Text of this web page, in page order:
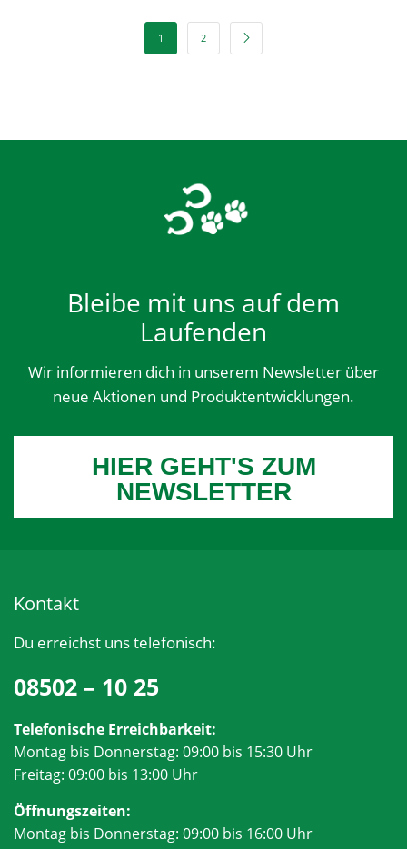
1 2
Bleibe mit uns auf dem
Laufenden
Wir informieren dich in unserem Newsletter über
neue Aktionen und Produktentwicklungen.
HIER GEHT'S ZUM
NEWSLETTER
Kontakt
Du erreichst uns telefonisch:
08502 – 10 25
Telefonische Erreichbarkeit:
Montag bis Donnerstag: 09:00 bis 15:30 Uhr
Freitag: 09:00 bis 13:00 Uhr
Öffnungszeiten:
Montag bis Donnerstag: 09:00 bis 16:00 Uhr